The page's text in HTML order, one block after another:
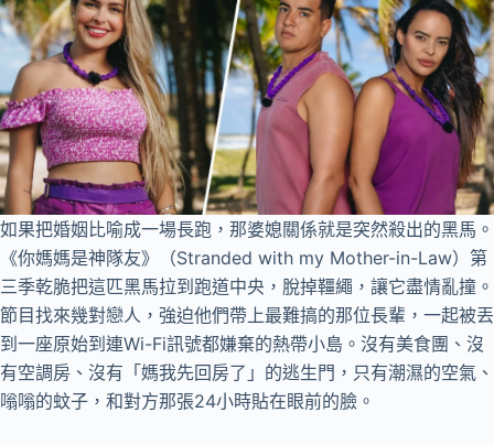
如果把婚姻比喻成一場長跑，那婆媳關係就是突然殺出的黑馬。
《你媽媽是神隊友》（Stranded with my Mother-in-Law）第
三季乾脆把這匹黑馬拉到跑道中央，脫掉韁繩，讓它盡情亂撞。
節目找來幾對戀人，強迫他們帶上最難搞的那位長輩，一起被丟
到一座原始到連Wi-Fi訊號都嫌棄的熱帶小島。沒有美食團、沒
有空調房、沒有「媽我先回房了」的逃生門，只有潮濕的空氣、
嗡嗡的蚊子，和對方那張24小時貼在眼前的臉。